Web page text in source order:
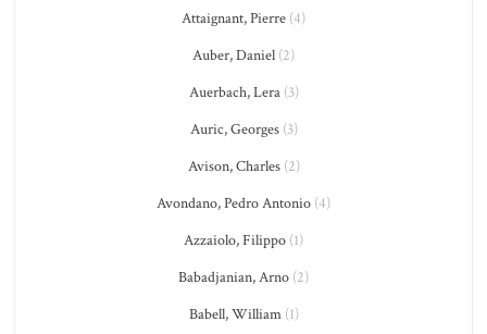
Attaignant, Pierre (4)
Auber, Daniel (2)
Auerbach, Lera(3)
Auric, Georges(3)
Avison, Charles(2)
Avondano, Pedro Antonio (4)
Azzaiolo, Filippo (1)
Babadjanian, Arno (2)
Babell, William(1)